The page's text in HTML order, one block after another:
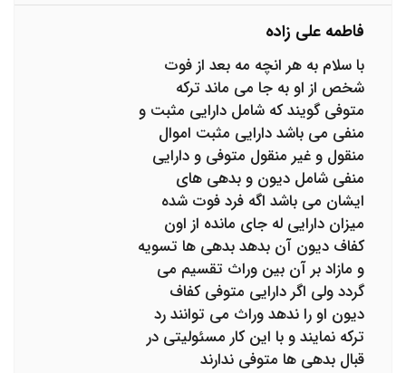
فاطمه علی زاده
با سلام به هر انچه مه بعد از فوت
شخص از او به جا می ماند ترکه
متوفی گویند که شامل دارایی مثبت و
منفی می باشد دارایی مثبت اموال
منقول و غیر منقول متوفی و دارایی
منفی شامل دیون و بدهی های
ایشان می باشد اگه فرد فوت شده
میزان دارایی له جای مانده از اون
کفاف دیون آن بدهد بدهی ها تسویه
و مازاد بر آن بین وراث تقسیم می
گردد ولی اگر دارایی متوفی کفاف
دیون او را ندهد وراث می توانند رد
ترکه نمایند و با این کار مسئولیتی در
قبال بدهی ها متوفی ندارند